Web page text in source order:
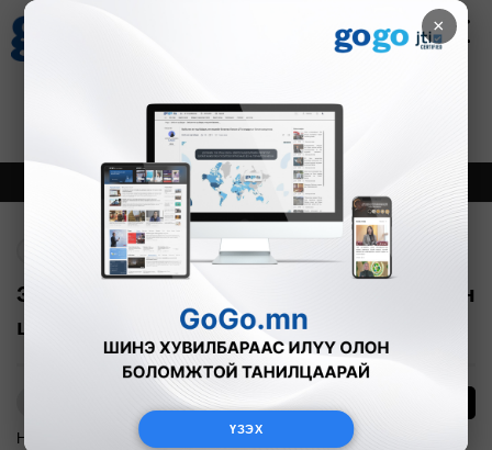
×
ҮЗЭХ
Зурхай
8.08
Онцлох Шинэ
Засгийн газрын хуралдаанаас гаргасан
шийдвэрүүдийг танилцуулж байна
О.Батхишиг
Нийгэм 2025-09-10